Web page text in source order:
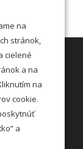
na
stránok,
cielené
a na
na
cookie.
a